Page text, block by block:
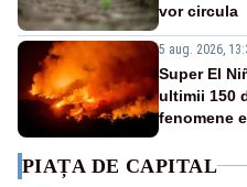
vor circula
5 aug. 2026,
Super El
ultimii 150
fenomene
PIAȚA DE CAPITAL